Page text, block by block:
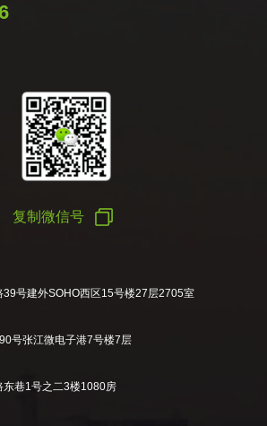
复制微信号
39号建外SOHO西区15号楼27层2705室
号张江微电子港7号楼7层
东巷1号之二3楼1080房